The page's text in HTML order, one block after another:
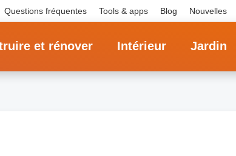
Questions fréquentes Tools & apps Blog Nouvelles
et rénover Intérieur Jardin